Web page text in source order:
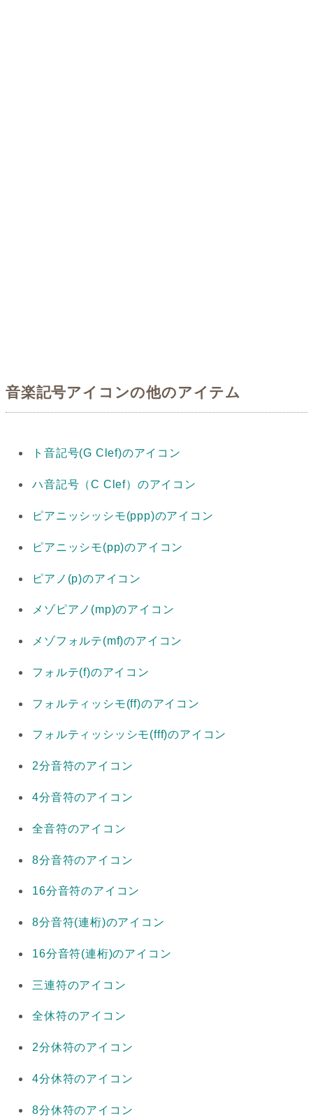
音楽記号アイコンの他のアイテム
ト音記号(G Clef)のアイコン
ハ音記号（C Clef）のアイコン
ピアニッシッシモ(ppp)のアイコン
ピアニッシモ(pp)のアイコン
ピアノ(p)のアイコン
メゾピアノ(mp)のアイコン
メゾフォルテ(mf)のアイコン
フォルテ(f)のアイコン
フォルティッシモ(ff)のアイコン
フォルティッシッシモ(fff)のアイコン
2分音符のアイコン
4分音符のアイコン
全音符のアイコン
8分音符のアイコン
16分音符のアイコン
8分音符(連桁)のアイコン
16分音符(連桁)のアイコン
三連符のアイコン
全休符のアイコン
2分休符のアイコン
4分休符のアイコン
8分休符のアイコン